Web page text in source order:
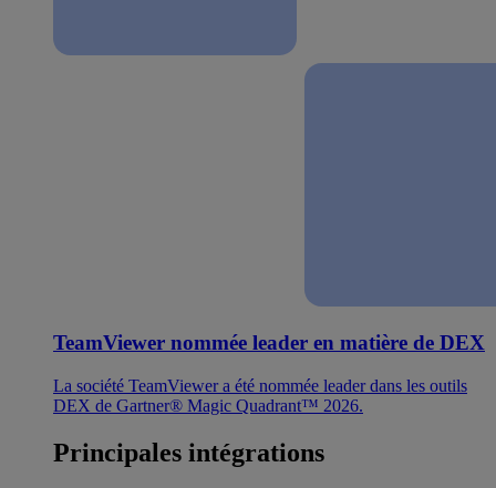
TeamViewer nommée leader en matière de DEX
La société TeamViewer a été nommée leader dans les outils
DEX de Gartner® Magic Quadrant™ 2026.
Principales intégrations